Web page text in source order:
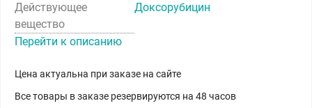
Действующее
вещество
Доксорубицин
Перейти к описанию
Цена актуальна при заказе на сайте
Все товары в заказе резервируются на 48 часов